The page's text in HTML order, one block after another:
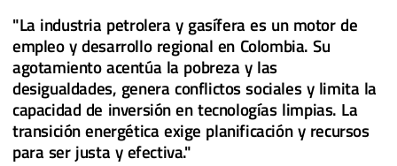
"La industria petrolera y gasífera es un motor de
empleo y desarrollo regional en Colombia. Su
agotamiento acentúa la pobreza y las
desigualdades, genera conflictos sociales y limita la
capacidad de inversión en tecnologías limpias. La
transición energética exige planificación y recursos
para ser justa y efectiva."